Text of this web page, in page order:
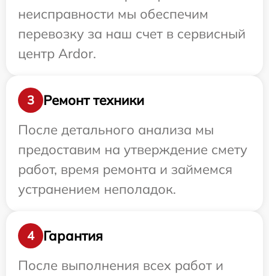
неисправности мы обеспечим
перевозку за наш счет в сервисный
центр Ardor.
3
Ремонт техники
После детального анализа мы
предоставим на утверждение смету
работ, время ремонта и займемся
устранением неполадок.
4
Гарантия
После выполнения всех работ и